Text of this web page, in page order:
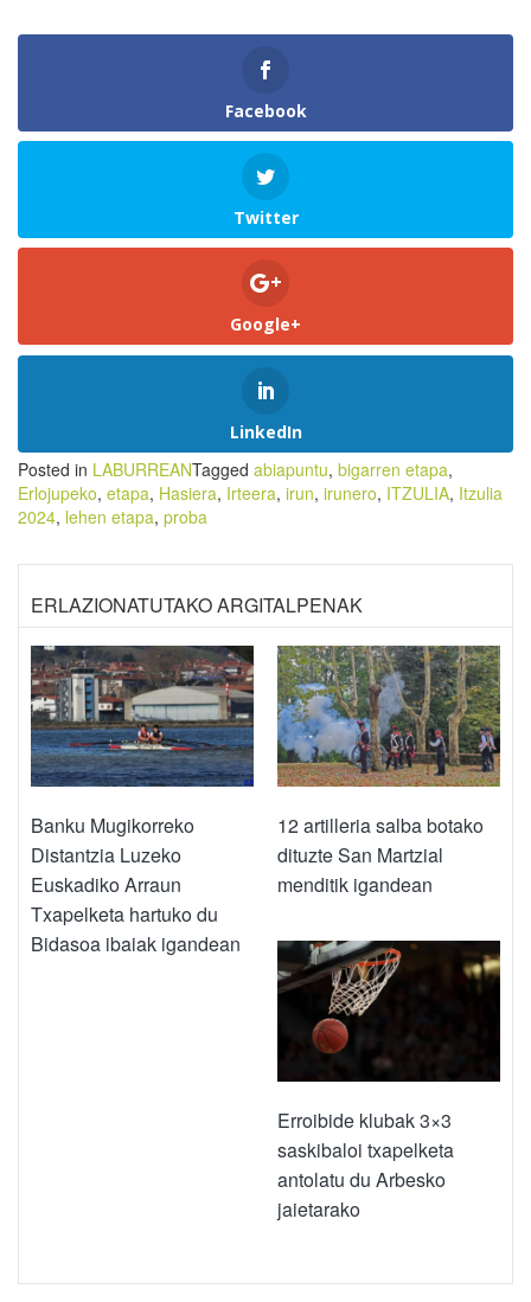
Facebook
Twitter
Google+
LinkedIn
Posted in LABURREANTagged abiapuntu, bigarren etapa,
Erlojupeko, etapa, Hasiera, Irteera, irun, irunero, ITZULIA, Itzulia
2024, lehen etapa, proba
ERLAZIONATUTAKO ARGITALPENAK
Banku Mugikorreko
Distantzia Luzeko
Euskadiko Arraun
Txapelketa hartuko du
Bidasoa ibaiak igandean
12 artilleria salba botako
dituzte San Martzial
menditik igandean
Erroibide klubak 3×3
saskibaloi txapelketa
antolatu du Arbesko
jaietarako